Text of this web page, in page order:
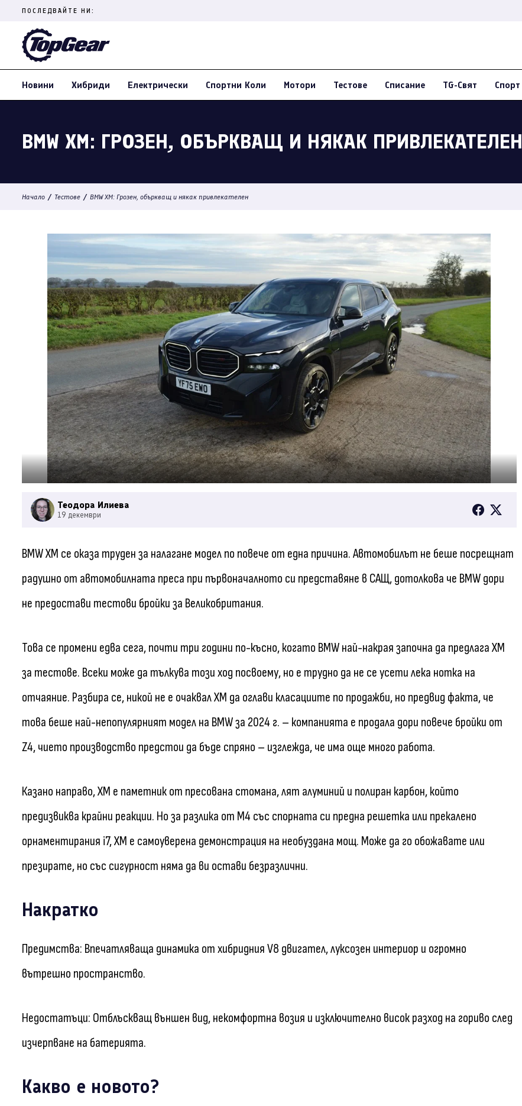
content
(Press
ПОСЛЕДВАЙТЕ НИ:
Новини Хибриди Електрически Спортни Коли Мотори Тестове Списание TG-Свят Спорт
BMW XM: ГРОЗЕН, ОБЪРКВАЩ И НЯКАК ПРИВЛЕКАТЕЛЕН
Начало / Тестове / BMW XM: Грозен, объркващ и някак привлекателен
Теодора Илиева
19 декември
BMW XM се оказа труден за налагане модел по повече от една причина. Автомобилът не беше посрещнат
радушно от автомобилната преса при първоначалното си представяне в САЩ, дотолкова че BMW дори
не предостави тестови бройки за Великобритания.
Това се промени едва сега, почти три години по-късно, когато BMW най-накрая започна да предлага XM
за тестове. Всеки може да тълкува този ход посвоему, но е трудно да не се усети лека нотка на
отчаяние. Разбира се, никой не е очаквал XM да оглави класациите по продажби, но предвид факта, че
това беше най-непопулярният модел на BMW за 2024 г. – компанията е продала дори повече бройки от
Z4, чието производство предстои да бъде спряно – изглежда, че има още много работа.
Казано направо, XM е паметник от пресована стомана, лят алуминий и полиран карбон, който
предизвиква крайни реакции. Но за разлика от M4 със спорната си предна решетка или прекалено
орнаментирания i7, XM е самоуверена демонстрация на необуздана мощ. Може да го обожавате или
презирате, но със сигурност няма да ви остави безразлични.
Накратко
Предимства: Впечатляваща динамика от хибридния V8 двигател, луксозен интериор и огромно
вътрешно пространство.
Недостатъци: Отблъскващ външен вид, некомфортна возия и изключително висок разход на гориво след
изчерпване на батерията.
Какво е новото?